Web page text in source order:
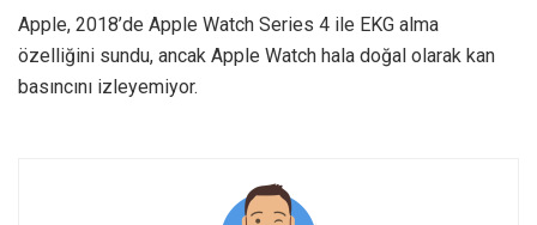
Apple, 2018’de Apple Watch Series 4 ile EKG alma
özelliğini sundu, ancak Apple Watch hala doğal olarak kan
basıncını izleyemiyor.